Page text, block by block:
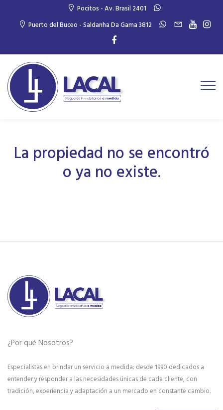
Pocitos - Av. Brasil 2401
Puerto del Buceo - Saldanha Da Gama 3812
La propiedad no se encontró
o ya no existe.
¿Por qué Nosotros?
Especialistas en brindar un servicio a medida: desde 1990 dedicados a
entender y responder a las necesidades únicas de cada cliente, con
tradición, experiencia y adaptación a un mercado en constante cambio.